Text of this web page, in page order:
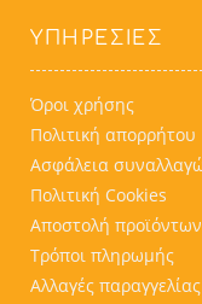
ΥΠΗΡΕΣΊΕΣ
Όροι χρήσης
Πολιτική απορρήτου
Ασφάλεια
Πολιτική Cookies
Αποστολή προϊόντων
Τρόποι πληρωμής
Αλλαγές παραγγελίας